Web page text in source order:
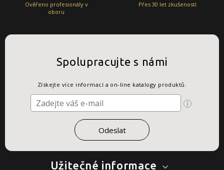
Ověřeno profesionály v
oboru
Přes 30 let zkušeností
Užitečné informace
Spolupracujte s námi
Získejte více informací a on-line katalogy produktů.